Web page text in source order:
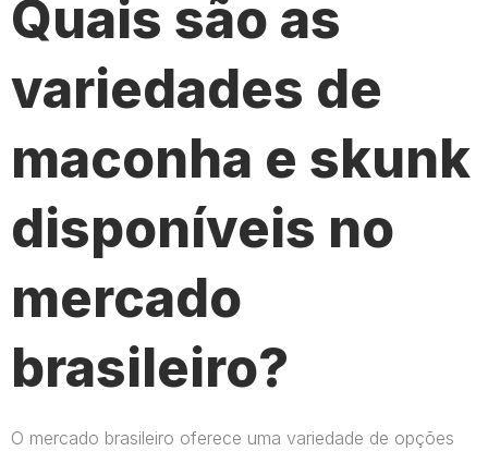
Quais são as
variedades de
maconha e skunk
disponíveis no
mercado
brasileiro?
O mercado brasileiro oferece uma variedade de opções